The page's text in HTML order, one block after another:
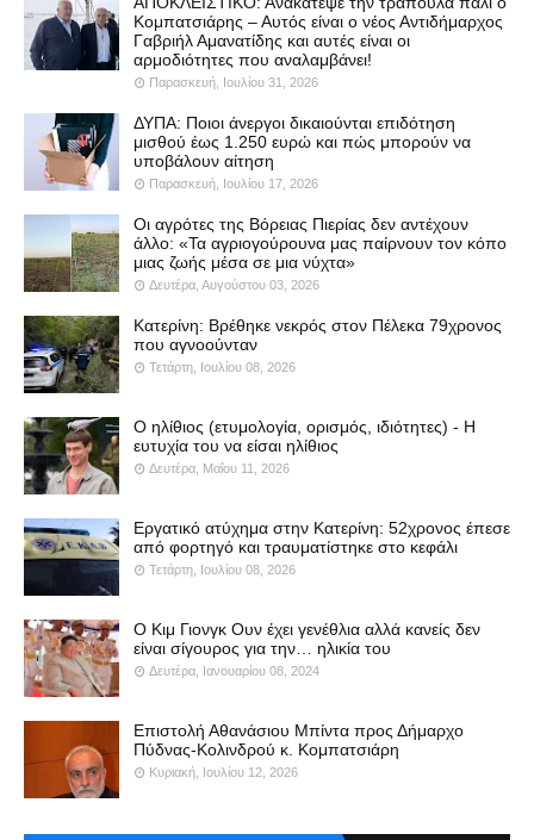
Κομπατσιάρης – Αυτός είναι ο νέος Αντιδήμαρχος
Γαβριήλ Αμανατίδης και αυτές είναι οι
αρμοδιότητες που αναλαμβάνει!
Παρασκευή, Ιουλίου 31, 2026
ΔΥΠΑ: Ποιοι άνεργοι δικαιούνται επιδότηση
μισθού έως 1.250 ευρώ και πώς μπορούν να
υποβάλουν αίτηση
Παρασκευή, Ιουλίου 17, 2026
Οι αγρότες της Βόρειας Πιερίας δεν αντέχουν
άλλο: «Τα αγριογούρουνα μας παίρνουν τον κόπο
μιας ζωής μέσα σε μια νύχτα»
Δευτέρα, Αυγούστου 03, 2026
Κατερίνη: Βρέθηκε νεκρός στον Πέλεκα 79χρονος
που αγνοούνταν
Τετάρτη, Ιουλίου 08, 2026
Ο ηλίθιος (ετυμολογία, ορισμός, ιδιότητες) - Η
ευτυχία του να είσαι ηλίθιος
Δευτέρα, Μαΐου 11, 2026
Εργατικό ατύχημα στην Κατερίνη: 52χρονος έπεσε
από φορτηγό και τραυματίστηκε στο κεφάλι
Τετάρτη, Ιουλίου 08, 2026
Ο Κιμ Γιονγκ Ουν έχει γενέθλια αλλά κανείς δεν
είναι σίγουρος για την… ηλικία του
Δευτέρα, Ιανουαρίου 08, 2024
Επιστολή Αθανάσιου Μπίντα προς Δήμαρχο
Πύδνας-Κολινδρού κ. Κομπατσιάρη
Κυριακή, Ιουλίου 12, 2026